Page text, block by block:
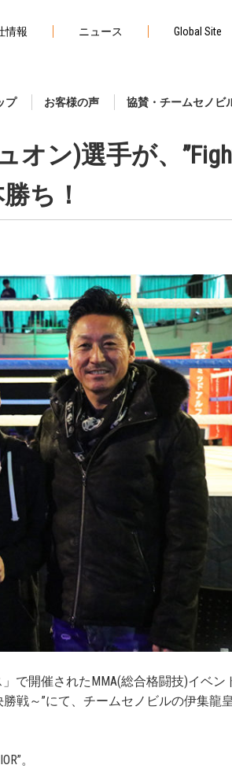
情報 ニュース Global Site
プ お客様の声 協賛・チームセノビ
オン)選手が、
ち！
で開催されたMMA(総合格闘技)イベン
戦～”にて、チームセノビルの伊集龍
。